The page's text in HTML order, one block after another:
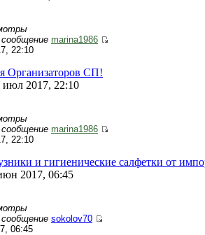
marina1986
22:10
Организаторов СП!
июл 2017, 22:10
marina1986
22:10
и гигиенические салфетки от
2017, 06:45
sokolov70
06:45